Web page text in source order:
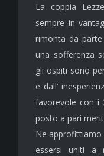
La coppia
sempre in
rimonta da parte
una sofferenza
gli ospiti sono
e dall’
favorevole con i
posto a pari
Ne approfittiamo
essersi uniti a